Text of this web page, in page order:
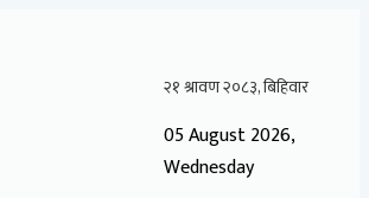
05 August 2026,
Wednesday